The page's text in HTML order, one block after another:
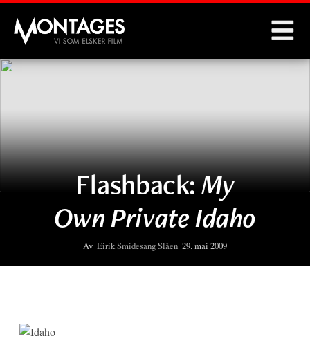
Montages
Flashback:My
Own Private Idaho
Av Eirik Smidesang Slåen 29. mai 2009